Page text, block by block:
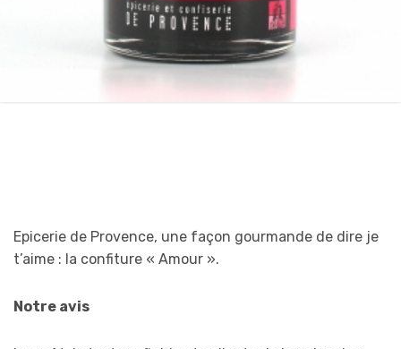
Epicerie de Provence, une façon gourmande de dire je
t’aime : la confiture « Amour ».
Notre avis